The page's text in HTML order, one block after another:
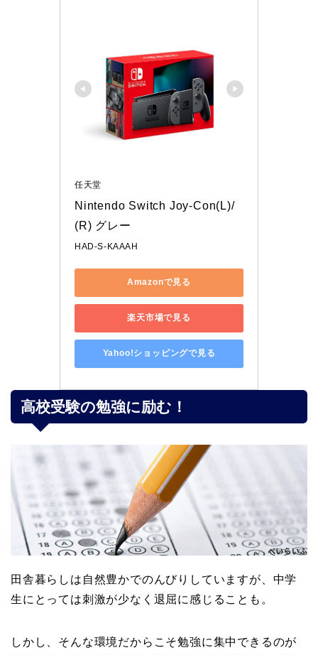
任天堂
Nintendo Switch Joy-Con(L)/
(R) グレー
HAD-S-KAAAH
Amazonで見る
楽天市場で見る
Yahoo!ショッピングで見る
高校受験の勉強に励む！
田舎暮らしは自然豊かでのんびりしていますが、中学
生にとっては刺激が少なく退屈に感じることも。
しかし、そんな環境だからこそ勉強に集中できるのが